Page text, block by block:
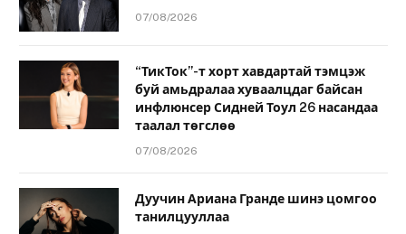
07/08/2026
“ТикТок”-т хорт хавдартай тэмцэж
буй амьдралаа хуваалцдаг байсан
инфлюнсер Сидней Тоул 26 насандаа
таалал төгслөө
07/08/2026
Дуучин Ариана Гранде шинэ цомгоо
танилцууллаа